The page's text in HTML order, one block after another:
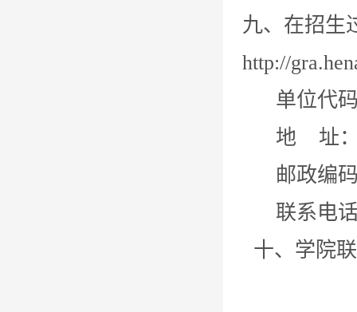
九、在招生
http://
单位代码
地 址：郑
邮政编码
联系电话
十、学院